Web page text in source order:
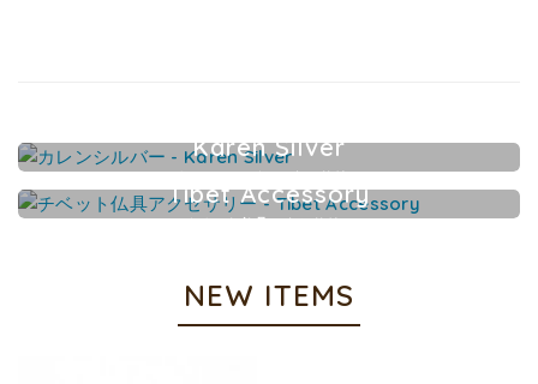
Karen Silver
カレンシルバーアクセサリー
Tibet Accessory
チベット仏具アクセサリー
NEW ITEMS